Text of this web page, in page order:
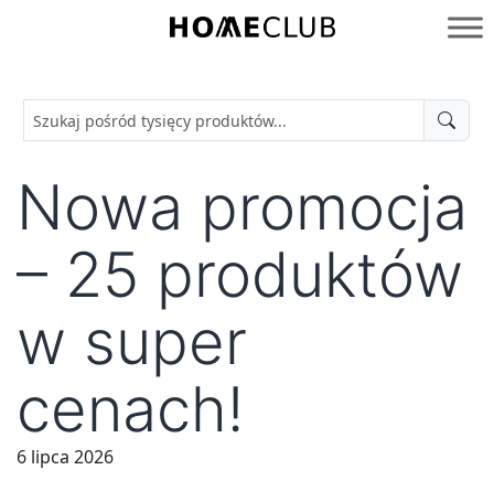
Homeclub
Nowa promocja
– 25 produktów
w super
cenach!
6 lipca 2026